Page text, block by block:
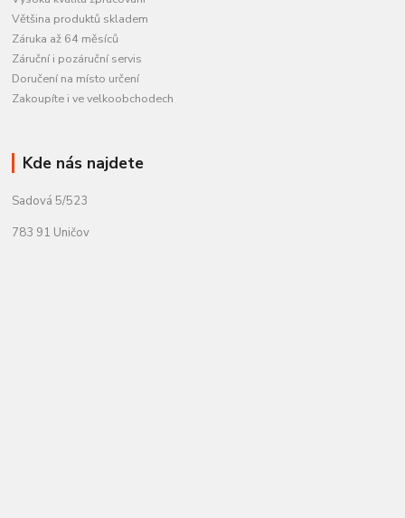
Většina produktů skladem
Záruka až 64 měsíců
Záruční i pozáruční servis
Doručení na místo určení
Zakoupíte i ve velkoobchodech
Kde nás najdete
Sadová 5/523
783 91 Uničov